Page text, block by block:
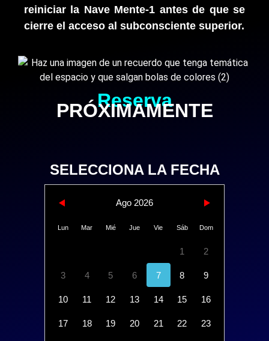
reiniciar la Nave Mente-1 antes de que se
cierre el acceso al subconsciente superior.
Reserva​
PRÓXIMAMENTE
SELECCIONA LA FECHA
Ago 2026
Lun Mar Mié Jue Vie Sáb Dom
1 2
3 4 5 6 7 8 9
10 11 12 13 14 15 16
17 18 19 20 21 22 23